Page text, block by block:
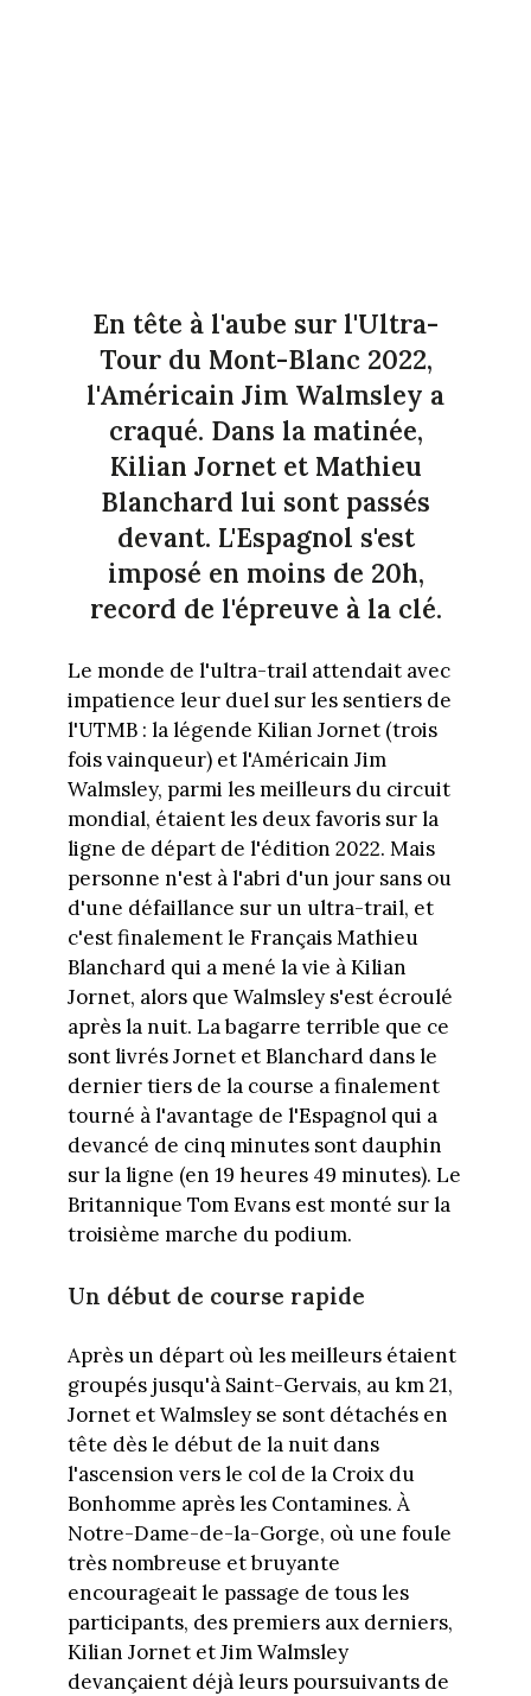
En tête à l'aube sur l'Ultra-
Tour du Mont-Blanc 2022,
l'Américain Jim Walmsley a
craqué. Dans la matinée,
Kilian Jornet et Mathieu
Blanchard lui sont passés
devant. L'Espagnol s'est
imposé en moins de 20h,
record de l'épreuve à la clé.
Le monde de l'ultra-trail attendait avec
impatience leur duel sur les sentiers de
l'UTMB : la légende Kilian Jornet (trois
fois vainqueur) et l'Américain Jim
Walmsley, parmi les meilleurs du circuit
mondial, étaient les deux favoris sur la
ligne de départ de l'édition 2022. Mais
personne n'est à l'abri d'un jour sans ou
d'une défaillance sur un ultra-trail, et
c'est finalement le Français Mathieu
Blanchard qui a mené la vie à Kilian
Jornet, alors que Walmsley s'est écroulé
après la nuit. La bagarre terrible que ce
sont livrés Jornet et Blanchard dans le
dernier tiers de la course a finalement
tourné à l'avantage de l'Espagnol qui a
devancé de cinq minutes sont dauphin
sur la ligne (en 19 heures 49 minutes). Le
Britannique Tom Evans est monté sur la
troisième marche du podium.
Un début de course rapide
Après un départ où les meilleurs étaient
groupés jusqu'à Saint-Gervais, au km 21,
Jornet et Walmsley se sont détachés en
tête dès le début de la nuit dans
l'ascension vers le col de la Croix du
Bonhomme après les Contamines. À
Notre-Dame-de-la-Gorge, où une foule
très nombreuse et bruyante
encourageait le passage de tous les
participants, des premiers aux derniers,
Kilian Jornet et Jim Walmsley
devançaient déjà leurs poursuivants de